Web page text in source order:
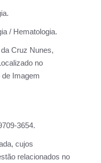
/ Hematologia.
Cruz Nunes,
no
de Imagem
3654.
cujos
relacionados no